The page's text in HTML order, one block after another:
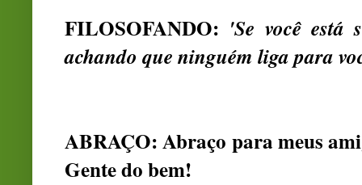
FILOSOFANDO: 'Se você está
achando que ninguém liga para
ABRAÇO: Abraço para meus
Gente do bem!